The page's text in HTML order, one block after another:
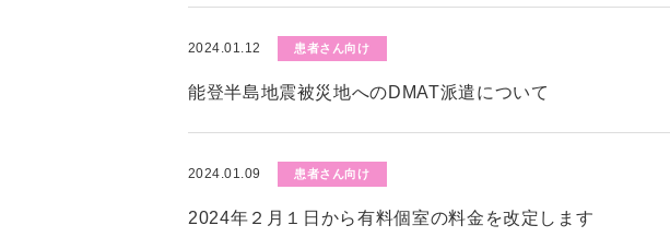
2024.01.12 患者さん向け
能登半島地震被災地へのDMAT派遣について
2024.01.09 患者さん向け
2024年２月１日から有料個室の料金を改定します